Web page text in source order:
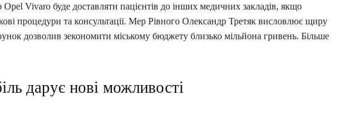
Vivaro буде доставляти пацієнтів до інших медичних закладів, якщо
процедури та консультації. Мер Рівного Олександр Третяк висловлює щиру
дозволив зекономити міському бюджету близько мільйона гривень. Більше
дарує нові можливості